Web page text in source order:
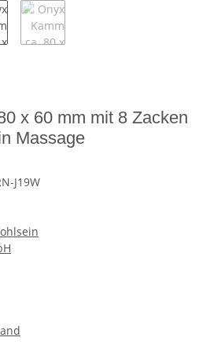
x 60 mm mit 8 Zacken
Massage
J19W